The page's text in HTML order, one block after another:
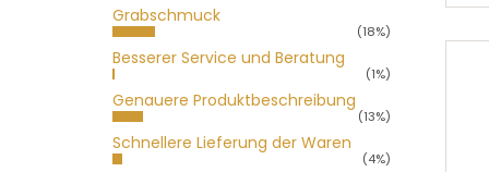
Grabschmuck
(18%)
Besserer Service und Beratung
(1%)
Genauere Produktbeschreibung
(13%)
Schnellere Lieferung der Waren
(4%)